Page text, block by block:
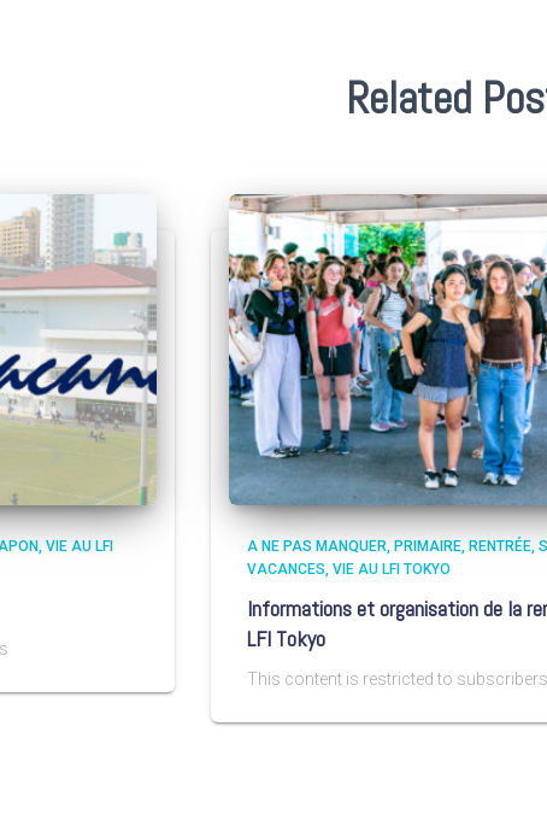
Related
VIE AU LFI
A NE PAS MANQUER PRIMAIRE RENTRÉE
VACANCES VIE AU LFI TOKYO
Informations et organisation de la
LFI Tokyo
This content is restricted to subscribers